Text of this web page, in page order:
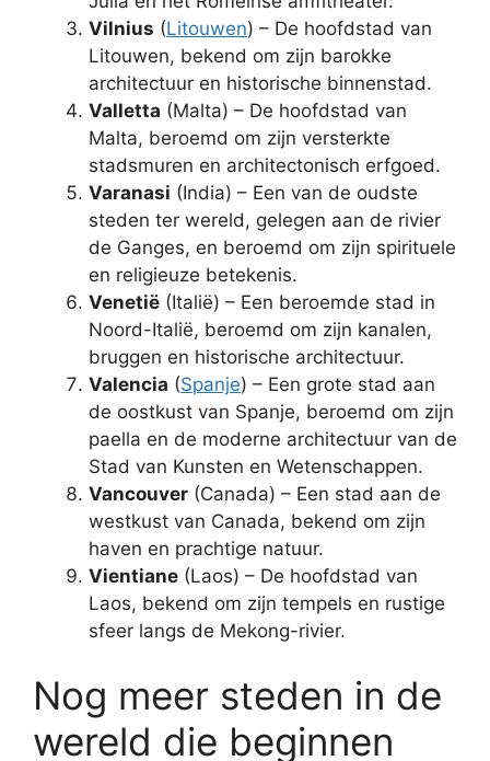
Vilnius (Litouwen) – De hoofdstad van
Litouwen, bekend om zijn barokke
architectuur en historische binnenstad.
Valletta (Malta) – De hoofdstad van
Malta, beroemd om zijn versterkte
stadsmuren en architectonisch erfgoed.
Varanasi (India) – Een van de oudste
steden ter wereld, gelegen aan de rivier
de Ganges, en beroemd om zijn spirituele
en religieuze betekenis.
Venetië (Italië) – Een beroemde stad in
Noord-Italië, beroemd om zijn kanalen,
bruggen en historische architectuur.
Valencia (Spanje) – Een grote stad aan
de oostkust van Spanje, beroemd om zijn
paella en de moderne architectuur van de
Stad van Kunsten en Wetenschappen.
Vancouver (Canada) – Een stad aan de
westkust van Canada, bekend om zijn
haven en prachtige natuur.
Vientiane (Laos) – De hoofdstad van
Laos, bekend om zijn tempels en rustige
sfeer langs de Mekong-rivier.
Nog meer steden in de
wereld die beginnen